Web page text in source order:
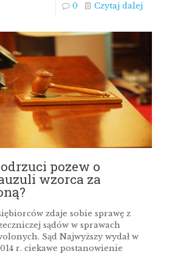
0 Czytaj dalej
pozew o
wzorca za
zdaje sobie sprawę z
sądów w sprawach
Sąd Najwyższy wydał w
r. ciekawe postanowienie